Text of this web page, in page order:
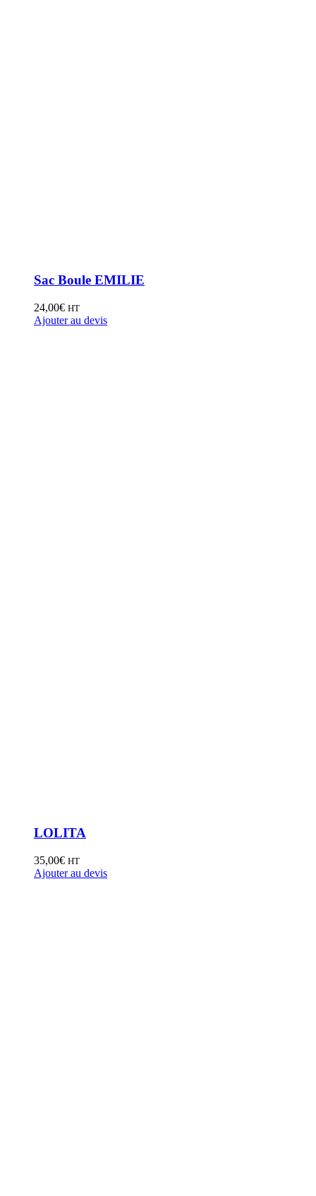
Sac Boule EMILIE
24,00€ HT
Ajouter au devis
LOLITA
35,00€ HT
Ajouter au devis